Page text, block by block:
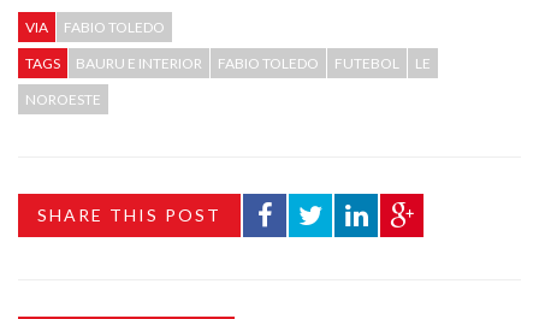
VIA
FABIO TOLEDO
TAGS
BAURU E INTERIOR FABIO TOLEDO FUTEBOL
LE
NOROESTE
SHARE THIS POST